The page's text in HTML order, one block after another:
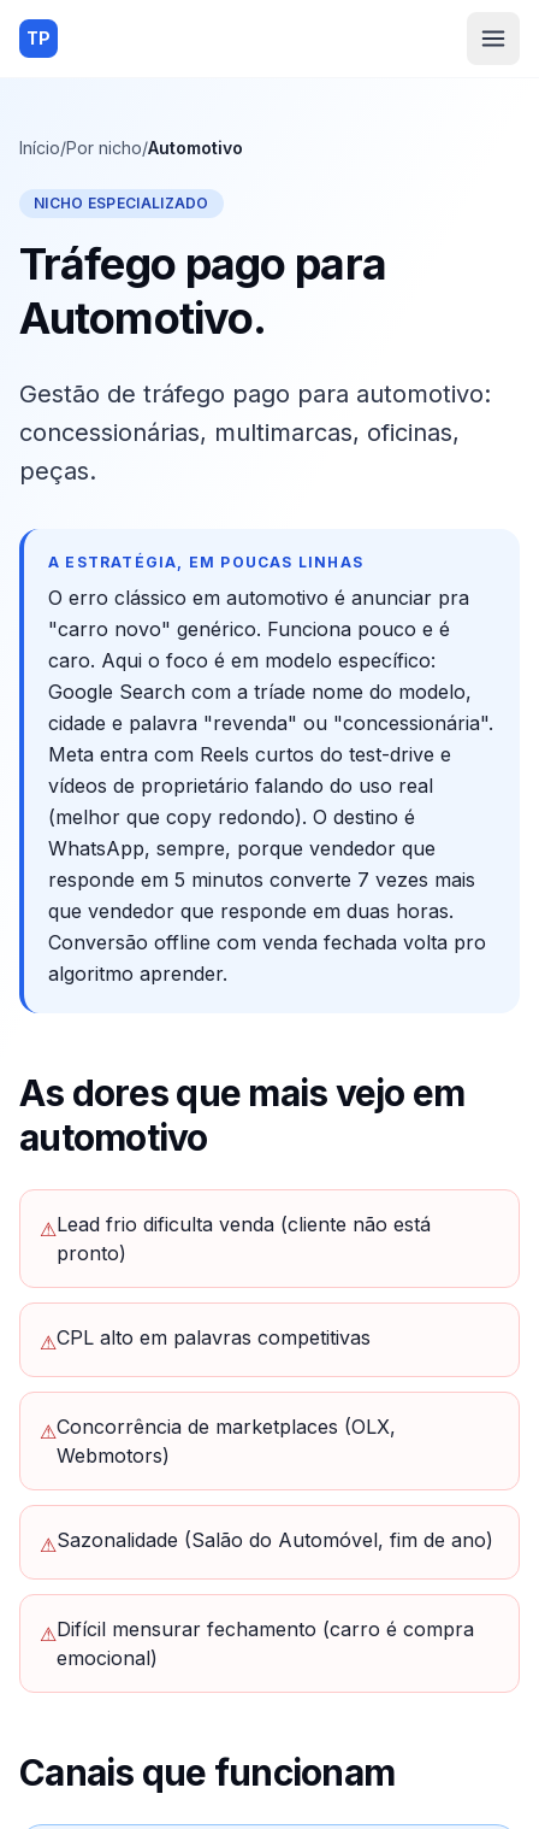
TP
Início/Por nicho/Automotivo
NICHO ESPECIALIZADO
Tráfego pago para
Automotivo.
Gestão de tráfego pago para automotivo:
concessionárias, multimarcas, oficinas,
peças.
A ESTRATÉGIA, EM POUCAS LINHAS
O erro clássico em automotivo é anunciar pra
"carro novo" genérico. Funciona pouco e é
caro. Aqui o foco é em modelo específico:
Google Search com a tríade nome do modelo,
cidade e palavra "revenda" ou "concessionária".
Meta entra com Reels curtos do test-drive e
vídeos de proprietário falando do uso real
(melhor que copy redondo). O destino é
WhatsApp, sempre, porque vendedor que
responde em 5 minutos converte 7 vezes mais
que vendedor que responde em duas horas.
Conversão offline com venda fechada volta pro
algoritmo aprender.
As dores que mais vejo em
automotivo
⚠Lead frio dificulta venda (cliente não está
pronto)
⚠CPL alto em palavras competitivas
⚠Concorrência de marketplaces (OLX,
Webmotors)
⚠Sazonalidade (Salão do Automóvel, fim de ano)
⚠Difícil mensurar fechamento (carro é compra
emocional)
Canais que funcionam